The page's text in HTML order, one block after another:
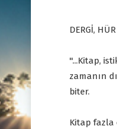
DERGİ,
"...Kitap,
zamanın
biter.
Kitap fazla